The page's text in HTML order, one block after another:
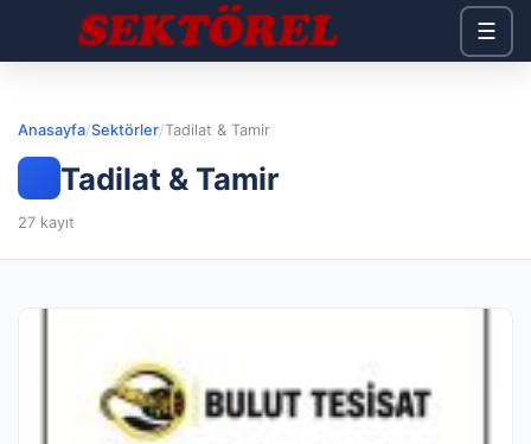
☰
Anasayfa/Sektörler/Tadilat & Tamir
Tadilat & Tamir
27 kayıt